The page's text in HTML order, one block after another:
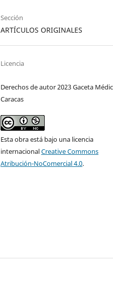
Sección
ARTÍCULOS ORIGINALES
Licencia
Derechos de autor 2023 Gaceta
Caracas
Esta obra está bajo una licencia
internacionalCreative Commons
Atribución-NoComercial 4.0.